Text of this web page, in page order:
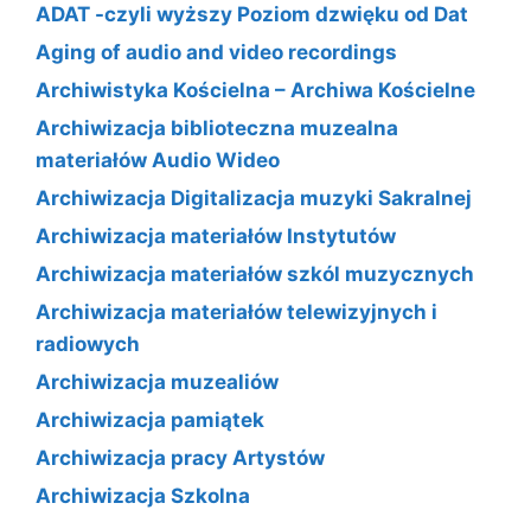
ADAT -czyli wyższy Poziom dzwięku od Dat
Aging of audio and video recordings
Archiwistyka Kościelna – Archiwa Kościelne
Archiwizacja biblioteczna muzealna
materiałów Audio Wideo
Archiwizacja Digitalizacja muzyki Sakralnej
Archiwizacja materiałów Instytutów
Archiwizacja materiałów szkól muzycznych
Archiwizacja materiałów telewizyjnych i
radiowych
Archiwizacja muzealiów
Archiwizacja pamiątek
Archiwizacja pracy Artystów
Archiwizacja Szkolna